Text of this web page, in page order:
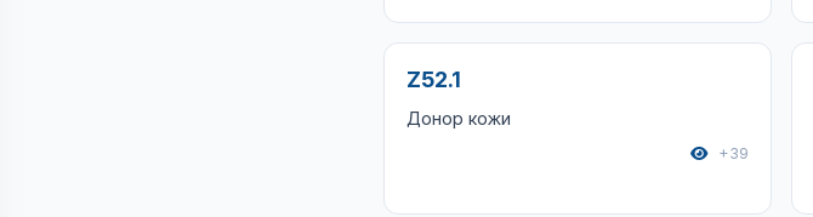
Z52.1
Донор кожи
+39